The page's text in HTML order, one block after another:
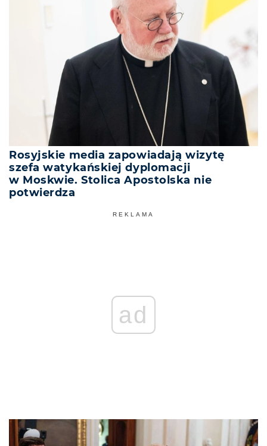
Rosyjskie media zapowiadają wizytę
szefa watykańskiej dyplomacji
w Moskwie. Stolica Apostolska nie
potwierdza
REKLAMA
ad